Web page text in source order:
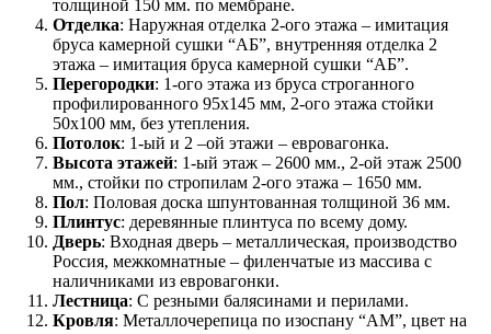
толщиной 150 мм. по мембране.
Отделка: Наружная отделка 2-ого этажа – имитация
бруса камерной сушки “АБ”, внутренняя отделка 2
этажа – имитация бруса камерной сушки “АБ”.
Перегородки: 1-ого этажа из бруса строганного
профилированного 95х145 мм, 2-ого этажа стойки
50х100 мм, без утепления.
Потолок: 1-ый и 2 –ой этажи – евровагонка.
Высота этажей: 1-ый этаж – 2600 мм., 2-ой этаж 2500
мм., стойки по стропилам 2-ого этажа – 1650 мм.
Пол: Половая доска шпунтованная толщиной 36 мм.
Плинтус: деревянные плинтуса по всему дому.
Дверь: Входная дверь – металлическая, производство
Россия, межкомнатные – филенчатые из массива с
наличниками из евровагонки.
Лестница: С резными балясинами и перилами.
Кровля: Металлочерепица по изоспану “АМ”, цвет на